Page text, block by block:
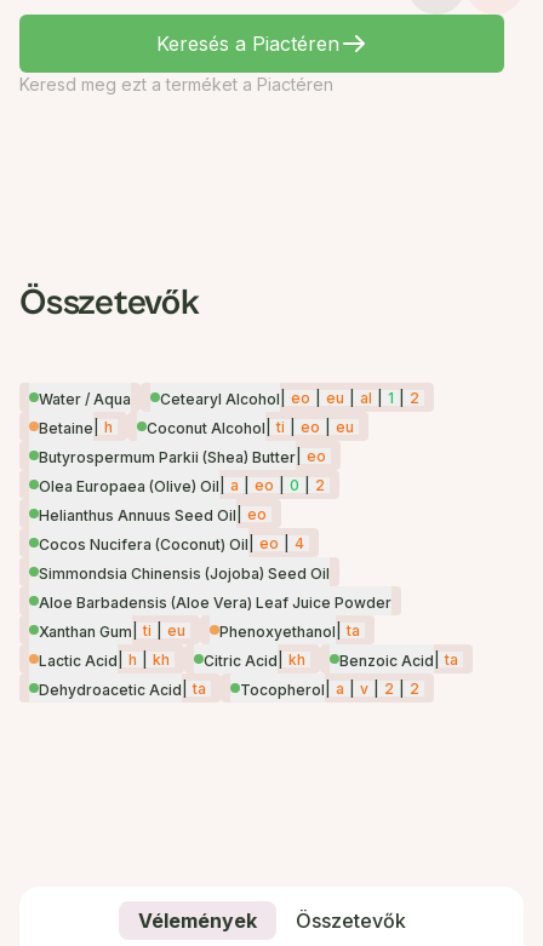
Keresés a Piactéren
Keresd meg ezt a terméket a Piactéren
Összetevők
Water / Aqua Cetearyl Alcohol eo eu al 1
2
Betaine
h Coconut Alcohol ti eo
eu
Butyrospermum Parkii (Shea) Butter eo
Olea Europaea (Olive) Oil
a eo 0
2
Helianthus Annuus Seed Oil
eo
Cocos Nucifera (Coconut) Oil
eo
4
Simmondsia Chinensis (Jojoba) Seed Oil
Aloe Barbadensis (Aloe Vera) Leaf Juice Powder
Xanthan Gum
ti eu Phenoxyethanol
ta
Lactic Acid
h kh Citric Acid kh Benzoic Acid
ta
Dehydroacetic Acid
ta Tocopherol a v 2 2
Vélemények
Összetevők